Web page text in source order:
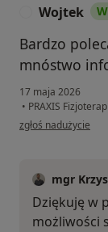
Wojtek
Bardzo
mnóstwo
17 maja 2026
• PRAXIS
w opinii użytkownika
zgłoś nadużycie
mgr
Dziękuję w
możliwości